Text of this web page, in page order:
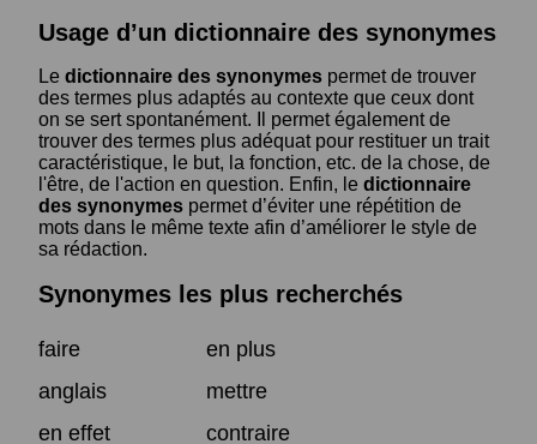
Usage d’un dictionnaire des synonymes
Le dictionnaire des synonymes permet de trouver
des termes plus adaptés au contexte que ceux dont
on se sert spontanément. Il permet également de
trouver des termes plus adéquat pour restituer un trait
caractéristique, le but, la fonction, etc. de la chose, de
l'être, de l'action en question. Enfin, le dictionnaire
des synonymes permet d’éviter une répétition de
mots dans le même texte afin d’améliorer le style de
sa rédaction.
Synonymes les plus recherchés
faire
en plus
anglais
mettre
en effet
contraire